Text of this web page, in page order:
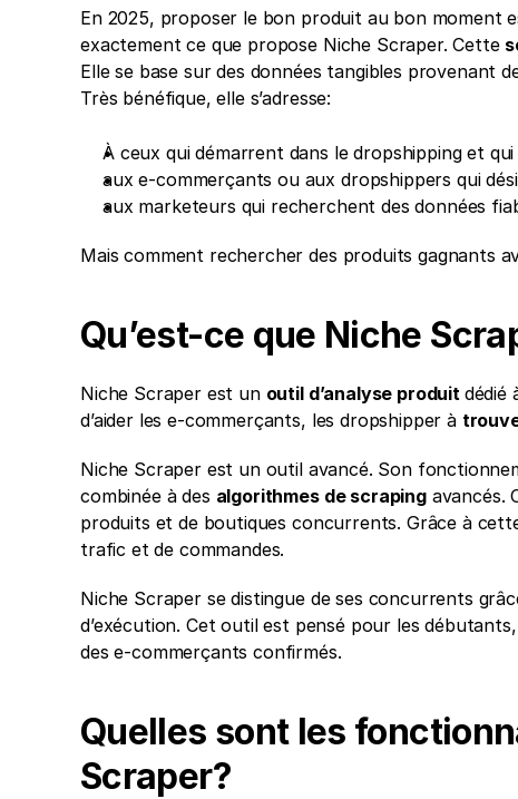
En 2025, proposer le bon produit au bon moment
exactement ce que propose Niche Scraper. Cette
Elle se base sur des données tangibles provenant
Très bénéfique, elle s’adresse:
À ceux qui démarrent dans le dropshipping et
aux e-commerçants ou aux dropshippers qui
aux marketeurs qui recherchent des données
Mais comment rechercher des produits gagnants
Qu’est-ce que Niche
Niche Scraper est un outil d’analyse produit dédié
d’aider les e-commerçants, les dropshipper à
Niche Scraper est un outil avancé. Son
combinée à des algorithmes de scraping avancés.
produits et de boutiques concurrents. Grâce à
trafic et de commandes.
Niche Scraper se distingue de ses concurrents
d’exécution. Cet outil est pensé pour les
des e-commerçants confirmés.
Quelles sont les
Scraper?